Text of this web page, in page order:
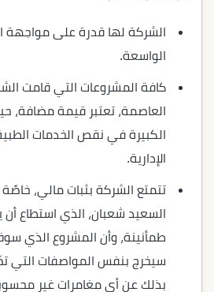
الشركة لها قدرة على مواجهة
الواسعة.
كافة المشروعات التي قامت
العاصمة، تعتبر قيمة مضافة،
الكبيرة في نقص الخدمات
الإدارية.
تتمتع الشركة بثبات مالي،
السعيد شعبان، الذي استطاع
طمأنينة، وأن المشروع الذي
سيخرج بنفس المواصفات التي تمّ
بذلك عن أي مغامرات غير